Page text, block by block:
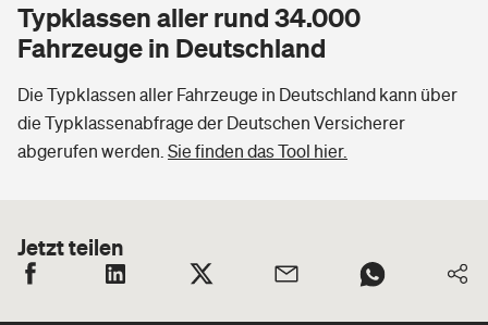
Typklassen aller rund 34.000
Fahrzeuge in Deutschland
Die Typklassen aller Fahrzeuge in Deutschland kann über
die Typklassenabfrage der Deutschen Versicherer
abgerufen werden. Sie finden das Tool hier.
Jetzt teilen